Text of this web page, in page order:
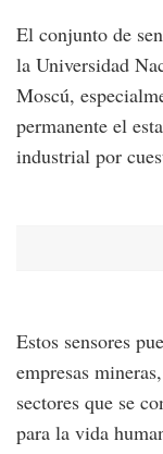
El conjunto de
la Universidad
Moscú,
permanente el
industrial por
Estos sensores
empresas
sectores que se
para la vida